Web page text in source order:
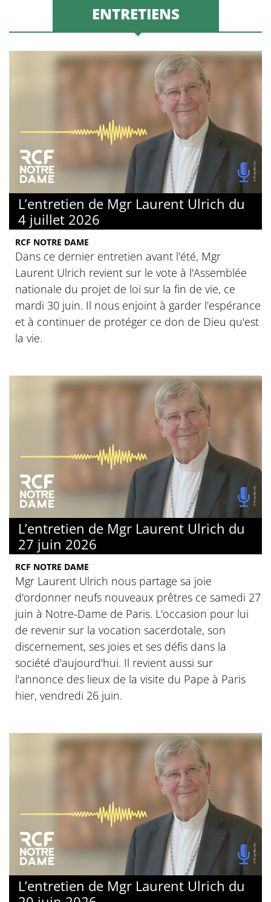
ENTRETIENS
L’entretien de Mgr Laurent Ulrich du
4 juillet 2026
RCF NOTRE DAME
Dans ce dernier entretien avant l'été, Mgr
Laurent Ulrich revient sur le vote à l'Assemblée
nationale du projet de loi sur la fin de vie, ce
mardi 30 juin. Il nous enjoint à garder l'espérance
et à continuer de protéger ce don de Dieu qu'est
la vie.
L’entretien de Mgr Laurent Ulrich du
27 juin 2026
RCF NOTRE DAME
Mgr Laurent Ulrich nous partage sa joie
d'ordonner neufs nouveaux prêtres ce samedi 27
juin à Notre-Dame de Paris. L'occasion pour lui
de revenir sur la vocation sacerdotale, son
discernement, ses joies et ses défis dans la
société d'aujourd'hui. Il revient aussi sur
l'annonce des lieux de la visite du Pape à Paris
hier, vendredi 26 juin.
L’entretien de Mgr Laurent Ulrich du